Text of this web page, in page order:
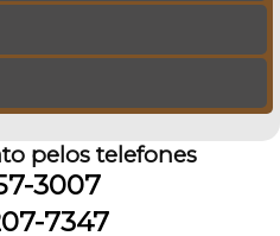
pelos telefones
3007
7347